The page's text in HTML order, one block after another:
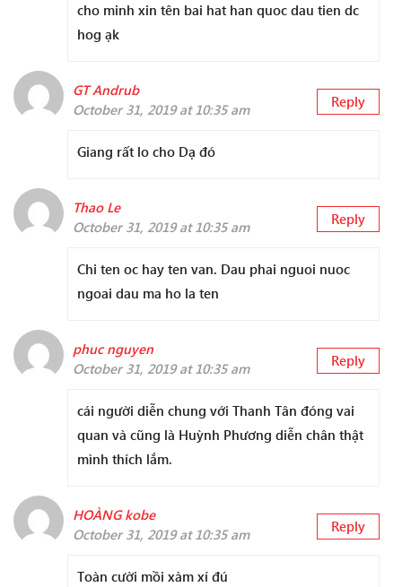
cho minh xin tên bai hat han quoc dau tien dc
hog ạk
GT Andrub
October 31, 2019 at 10:35 am
Reply
Giang rất lo cho Dạ đó
Thao Le
October 31, 2019 at 10:35 am
Reply
Chi ten oc hay ten van. Dau phai nguoi nuoc
ngoai dau ma ho la ten
phuc nguyen
October 31, 2019 at 10:35 am
Reply
cái người diễn chung với Thanh Tân đóng vai
quan và cũng là Huỳnh Phương diễn chân thật
mình thích lắm.
HOÀNG kobe
October 31, 2019 at 10:35 am
Reply
Toàn cười mồi xàm xí đú